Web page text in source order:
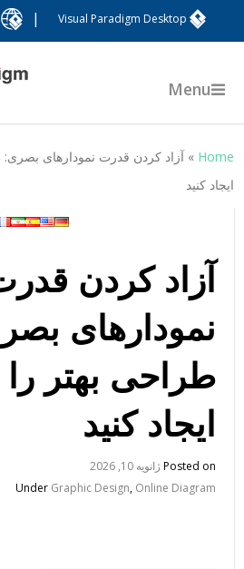
Visual Paradigm Desktop
Menu
Home
» آزاد کردن قدرت نمودارهای بصری:
ایجاد کنید
آزاد کردن
نمودارهای
طراحی بهتر را
ایجاد کنید
Posted onژانویه 10, 2026
UnderGraphic Design,Online Diagram